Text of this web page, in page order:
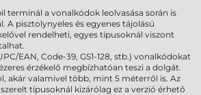
terminál a vonalkódok leolvasása során is
A pisztolynyeles és egyenes tájolású
rendelheti, egyes típusoknál viszont
EAN, Code-39, GS1-128, stb.) vonalkódokat
érzékelő megbízhatóan teszi a dolgát.
akár valamivel több, mint 5 méterről is. Az
típusoknál kizárólag ez a verzió érhető